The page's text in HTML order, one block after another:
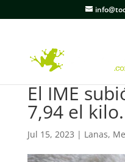
El IME
7,94 el kilo.
Jul 15, 2023 | Lanas,